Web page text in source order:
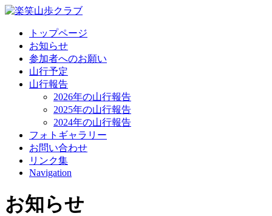
トップページ
お知らせ
参加者へのお願い
山行予定
山行報告
2026年の山行報告
2025年の山行報告
2024年の山行報告
フォトギャラリー
お問い合わせ
リンク集
Navigation
お知らせ